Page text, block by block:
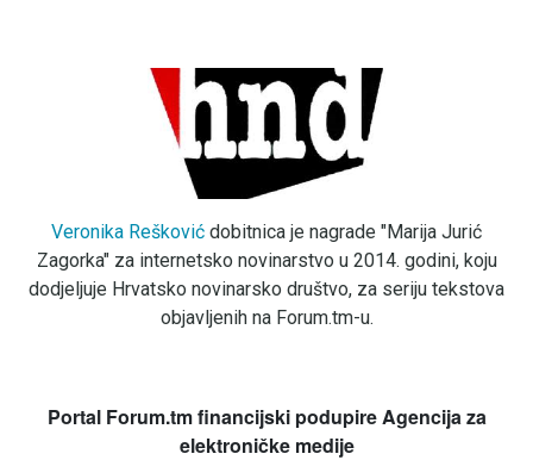
Veronika Rešković dobitnica je nagrade "Marija Jurić
Zagorka" za internetsko novinarstvo u 2014. godini, koju
dodjeljuje Hrvatsko novinarsko društvo, za seriju tekstova
objavljenih na Forum.tm-u.
Portal Forum.tm financijski podupire Agencija za
elektroničke medije